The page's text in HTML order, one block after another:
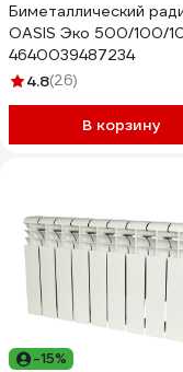
Биметаллический
OASIS Эко 500/100/
4640039487234
4.8(26)
В корзину
-15%